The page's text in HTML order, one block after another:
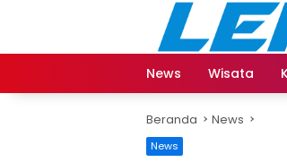
News
Wisata
Beranda News
News